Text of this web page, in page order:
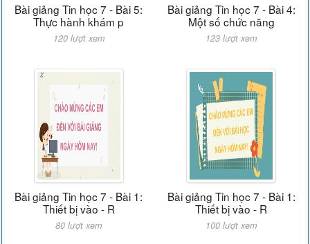
Bài giảng Tin học 7 - Bài 5:
Thực hành khám p
120 lượt xem
Bài giảng Tin học 7 - Bài 4:
Một số chức năng
123 lượt xem
Bài giảng Tin học 7 - Bài 1:
Thiết bị vào - R
80 lượt xem
Bài giảng Tin học 7 - Bài 1:
Thiết bị vào - R
100 lượt xem